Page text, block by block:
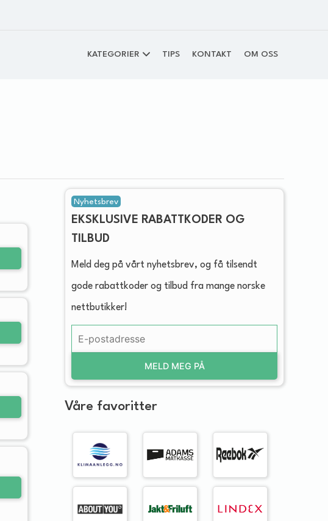
KATEGORIER TIPS KONTAKT OM OSS
Nyhetsbrev
EKSKLUSIVE RABATTKODER OG
TILBUD
Meld deg på vårt nyhetsbrev, og få tilsendt
gode rabattkoder og tilbud fra mange norske
nettbutikker!
MELD MEG PÅ
Våre favoritter